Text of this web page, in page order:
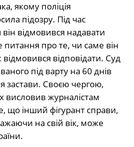
якому поліція
підозру. Під час
він відмовився надавати
питання про те, чи саме він
відповідати. Суд
під варту на 60 днів
застави. Своєю чергою,
висловив журналістам
що інший фігурант справи,
на свій вік, може